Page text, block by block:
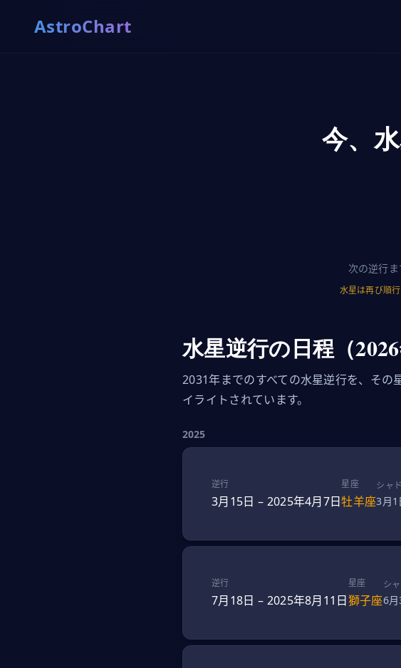
AstroChart
今、
次の逆行
水星は再び順
水星逆行の日程（2026
2031年までのすべての水星逆行を、そ
イライトされています。
2025
逆行
3月15日 – 2025年4月7日
星座
牡羊座
シャ
3月1
逆行
7月18日 – 2025年8月11日
星座
獅子座
シ
6月